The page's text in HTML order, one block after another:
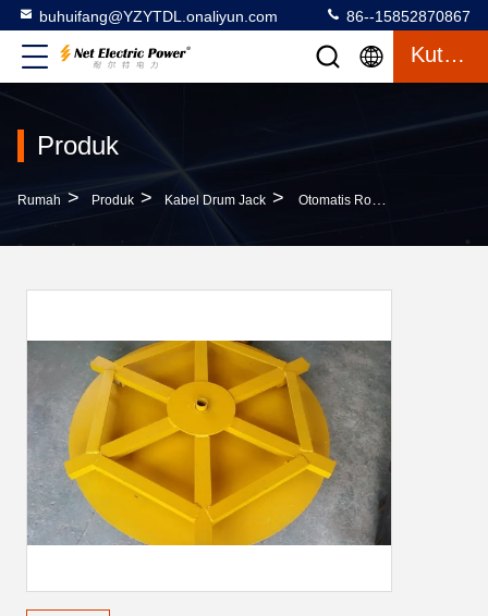
buhuifang@YZYTDL.onaliyun.com 86--15852870867
Kutipan
Produk
Rumah > Produk > Kabel Drum Jack > Otomatis Rotasi Kabel Drum Roller Stand 50KN Hydraulic Drum Jack